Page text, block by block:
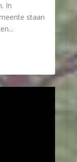
In
staan